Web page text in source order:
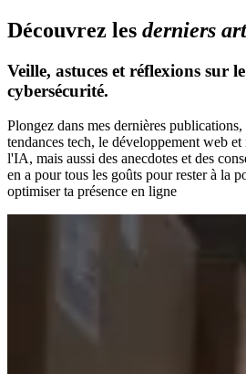
Découvrez les derniers art
Veille, astuces et réflexions sur
cybersécurité.
Plongez dans mes dernières
tendances tech, le développement web
l'IA, mais aussi des anecdotes et des
en a pour tous les goûts pour rester à la
optimiser ta présence en ligne